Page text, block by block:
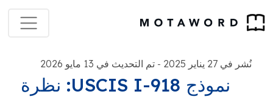
نُشر في 27 يناير 2025 - تم التحديث في 13 مايو 2026
نموذج USCIS I-918: نظرة